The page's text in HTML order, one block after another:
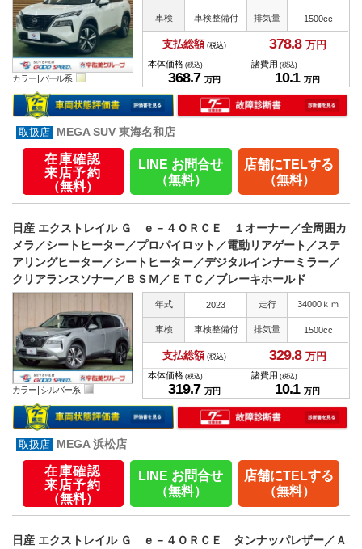
カラー | パール系
車検 車検整備付 排気量 1500cc
支払総額 (税込) 378.8 万円
本体価格 (税込)
368.7 万円
諸費用 (税込)
10.1 万円
MEGA SUV 東海名和店
在庫確認
来店予約
（無料）
LINE お問合せ
（無料）
店舗にTELする
（無料）
日産 エクストレイル Ｇ ｅ－４ＯＲＣＥ １オーナー／全周囲カ
メラ／シートヒーター／プロパイロット／電動リアゲート／ステ
アリングヒーター／シートヒーター／デジタルインナーミラー／
クリアランスソナー／ＢＳＭ／ＥＴＣ／ブレーキホールド
カラー | シルバー系
年式 2023 走行 34000ｋｍ
車検 車検整備付 排気量 1500cc
支払総額 (税込) 329.8 万円
本体価格 (税込)
319.7 万円
諸費用 (税込)
10.1 万円
MEGA 浜松店
在庫確認
来店予約
（無料）
LINE お問合せ
（無料）
店舗にTELする
（無料）
日産 エクストレイル Ｇ ｅ－４ＯＲＣＥ タンナッパレザー／Ａ